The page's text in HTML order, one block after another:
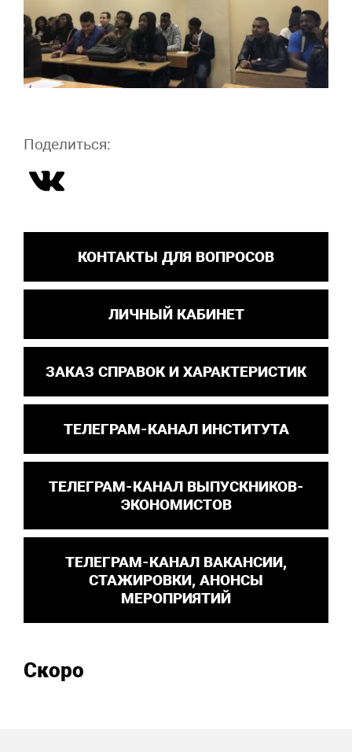
Поделиться:
КОНТАКТЫ ДЛЯ ВОПРОСОВ
ЛИЧНЫЙ КАБИНЕТ
ЗАКАЗ СПРАВОК И ХАРАКТЕРИСТИК
ТЕЛЕГРАМ-КАНАЛ ИНСТИТУТА
ТЕЛЕГРАМ-КАНАЛ ВЫПУСКНИКОВ-
ЭКОНОМИСТОВ
ТЕЛЕГРАМ-КАНАЛ ВАКАНСИИ,
СТАЖИРОВКИ, АНОНСЫ
МЕРОПРИЯТИЙ
Скоро